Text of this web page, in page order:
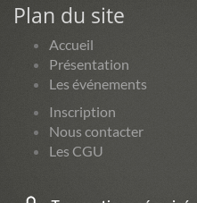
Plan du site
Accueil
Présentation
Les événements
Inscription
Nous contacter
Les CGU